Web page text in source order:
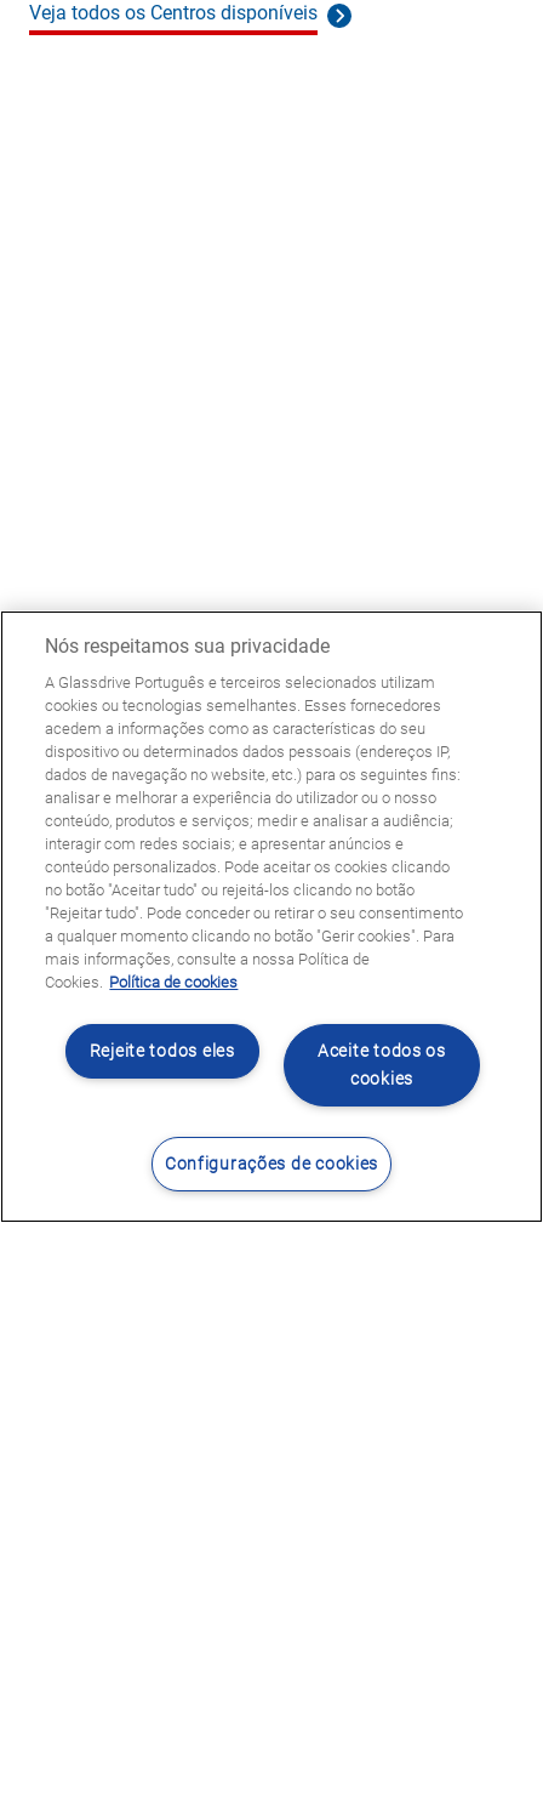
Contacte-nos Encontrar Centro
Veja todos os Centros disponíveis
Nós respeitamos sua privacidade
A Glassdrive Português e terceiros selecionados utilizam
cookies ou tecnologias semelhantes. Esses fornecedores
acedem a informações como as características do seu
dispositivo ou determinados dados pessoais (endereços IP,
dados de navegação no website, etc.) para os seguintes fins:
analisar e melhorar a experiência do utilizador ou o nosso
conteúdo, produtos e serviços; medir e analisar a audiência;
interagir com redes sociais; e apresentar anúncios e
conteúdo personalizados. Pode aceitar os cookies clicando
no botão "Aceitar tudo" ou rejeitá-los clicando no botão
"Rejeitar tudo". Pode conceder ou retirar o seu consentimento
a qualquer momento clicando no botão "Gerir cookies". Para
mais informações, consulte a nossa Política de
Cookies. Política de cookies
Aceite todos os
cookies
Rejeite todos eles
Configurações de cookies